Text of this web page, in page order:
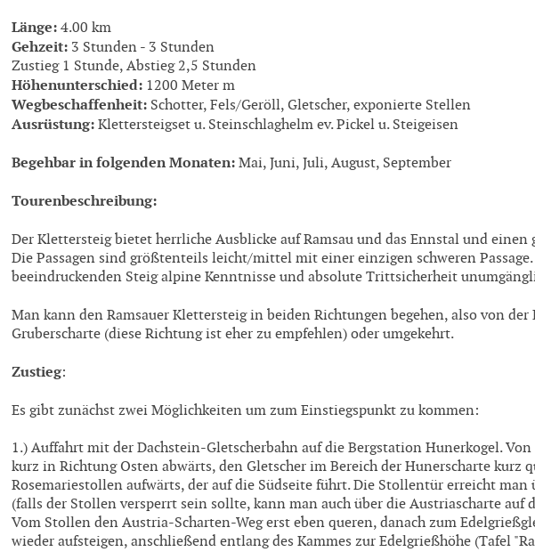
Länge: 4.00 km
Gehzeit: 3 Stunden - 3 Stunden
Zustieg 1 Stunde, Abstieg 2,5 Stunden
Höhenunterschied: 1200 Meter m
Wegbeschaffenheit: Schotter, Fels/Geröll, Gletscher, exponierte Stellen
Ausrüstung: Klettersteigset u. Steinschlaghelm ev. Pickel u. Steigeisen
Begehbar in folgenden Monaten: Mai, Juni, Juli, August, September
Tourenbeschreibung:
Der Klettersteig bietet herrliche Ausblicke auf Ramsau und das Ennstal und einen
Die Passagen sind größtenteils leicht/mittel mit einer einzigen schweren
beeindruckenden Steig alpine Kenntnisse und absolute Trittsicherheit
Man kann den Ramsauer Klettersteig in beiden Richtungen begehen, also von der
Gruberscharte (diese Richtung ist eher zu empfehlen) oder umgekehrt.
Zustieg:
Es gibt zunächst zwei Möglichkeiten um zum Einstiegspunkt zu kommen:
1.) Auffahrt mit der Dachstein-Gletscherbahn auf die Bergstation Hunerkogel.
kurz in Richtung Osten abwärts, den Gletscher im Bereich der Hunerscharte kurz
Rosemariestollen aufwärts, der auf die Südseite führt. Die Stollentür erreicht man
(falls der Stollen versperrt sein sollte, kann man auch über die Austriascharte auf
Vom Stollen den Austria-Scharten-Weg erst eben queren, danach zum
wieder aufsteigen, anschließend entlang des Kammes zur Edelgrießhöhe (Tafel